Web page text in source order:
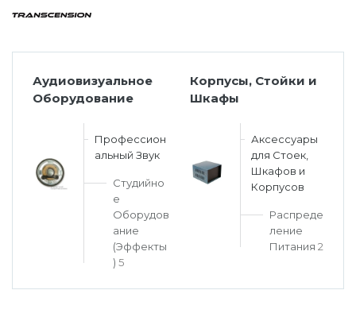
Аудиовизуальное
Оборудование
Профессион
альный Звук
Студийно
е
Оборудов
ание
(Эффекты
) 5
Корпусы, Стойки и
Шкафы
Аксессуары
для Стоек,
Шкафов и
Корпусов
Распреде
ление
Питания 2